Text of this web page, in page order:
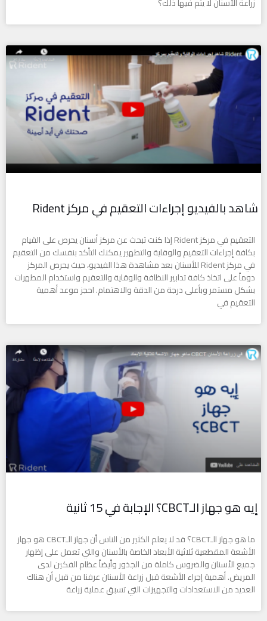
شاهد بالفيديو إجراءات التعقيم في مركز Rident
التعقيم في مركز Rident إذا كنت تبحث عن مركز أسنان يحرص على القيام
بكافة إجراءات التعقيم والوقاية والتطهير يمكنك التأكد بنفسك من التعقيم
في مركز Rident للأسنان بعد مشاهدة هذا الفيديو، حيث يحرص المركز
دوماً على اتخاذ كافة تدابير النظافة والوقاية والتعقيم واستخدام المطهرات
بشكل مستمر وبأعلى درجة من الدقة والاهتمام. احجز موعد أهمية
التعقيم في
إيه هو جهاز الـCBCT؟ الإجابة في 15 ثانية
ما هو جهاز الـCBCT؟ قد لا يعلم الكثير من الناس أن جهاز الـCBCT هو جهاز
الأشعة المقطعية ثلاثية الأبعاد الخاصة بالأسنان والتي تعمل على إظهار
جميع الأسنان والضروس كاملة من الجذور وأيضاً عظام الفكين لدى
المريض. أهمية إجراء الأشعة قبل زراعة الأسنان عرفنا من قبل أن هناك
العديد من الاستعدادات والتجهيزات التي تسبق عملية زراعة